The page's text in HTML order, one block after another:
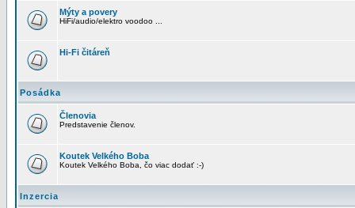
Mýty a povery
HiFi/audio/elektro voodoo ...
Hi-Fi čitáreň
Posádka
Členovia
Predstavenie členov.
Koutek Velkého Boba
Koutek Velkého Boba, čo viac dodať :-)
Inzercia